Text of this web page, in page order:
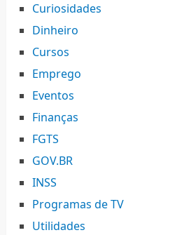
Curiosidades
Dinheiro
Cursos
Emprego
Eventos
Finanças
FGTS
GOV.BR
INSS
Programas de TV
Utilidades